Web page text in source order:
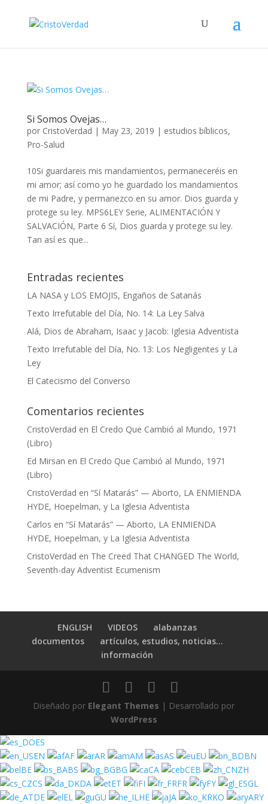
Si Somos Ovejas…
por CristoVerdad | May 23, 2019 | estudios bíblicos,
Pro-Salud
10Si guardareis mis mandamientos, permaneceréis en
mi amor; así como yo he guardado los mandamientos
de mi Padre, y permanezco en su amor. Dios guarda y
protege su ley. MPS6LEY Serie, ALIMENTACIÓN Y
SALVACIÓN, Parte 6 Sí, Dios guarda y protege su ley.
Tan así es que...
Entradas recientes
LA NASA y LOS EMOJIS, Engaños de Satanás
Texto Irrefutable del Día, No. 14: La Ley Salva
Alá, Dios de Abraham, Isaac y Jacob: Iglesia Adventista
Texto Irrefutable del Día, No. 13: Los Negligentes y La
Ley
El Catecismo del Converso
Comentarios recientes
CristoVerdad en El Credo Que Cambió al Mundo, 1971
(Libro)
Ed Mirsan en El Credo Que Cambió al Mundo, 1971
(Libro)
CristoVerdad en “Sí Matarás” — Aborto, LA ENMIENDA
HYDE, Hoepelman, y La Iglesia Adventista
Carlos en “Sí Matarás” — Aborto, LA ENMIENDA
HYDE, Hoepelman, y La Iglesia Adventista
CristoVerdad en The Creed That CHANGED The World,
Seventh-day Adventist Ecumenism
ENGLISH VIDEOS
alabanzas
documentos
artículos, estudios, noticias…
información
Diseñado por Elegant Themes | Desarrollado por
WordPress
ES
EN
AF AR AM AS EU
BN
BE
BS BG CA CEB
ZH
CS
DA ET FI FR FY
GL
DE
EL GU HE JA KO ARY